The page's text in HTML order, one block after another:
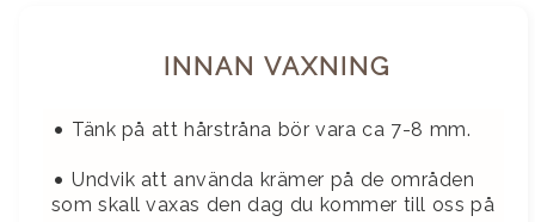
INNAN VAXNING
• Tänk på att hårstråna bör vara ca 7-8 mm.
• Undvik att använda krämer på de områden
som skall vaxas den dag du kommer till oss på